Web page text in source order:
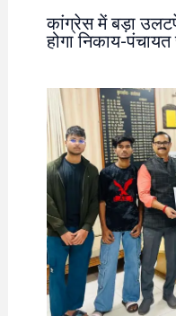
कांग्रेस में बड़ा
होगा निकाय-